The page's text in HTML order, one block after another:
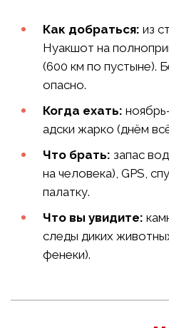
Как добраться: из
Нуакшот на
(600 км по пустыне).
опасно.
Когда ехать:
адски жарко (днём
Что брать: запас
на человека), GPS,
палатку.
Что вы увидите:
следы диких
фенеки).